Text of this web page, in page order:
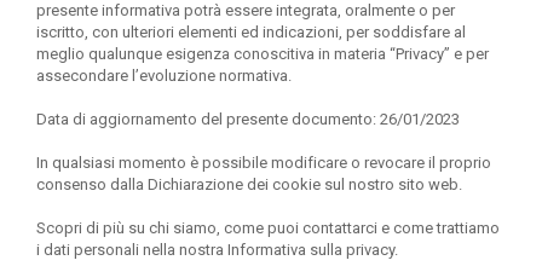
presente informativa potrà essere integrata, oralmente o per
iscritto, con ulteriori elementi ed indicazioni, per soddisfare al
meglio qualunque esigenza conoscitiva in materia “Privacy” e per
assecondare l’evoluzione normativa.
Data di aggiornamento del presente documento: 26/01/2023
In qualsiasi momento è possibile modificare o revocare il proprio
consenso dalla Dichiarazione dei cookie sul nostro sito web.
Scopri di più su chi siamo, come puoi contattarci e come trattiamo
i dati personali nella nostra Informativa sulla privacy.